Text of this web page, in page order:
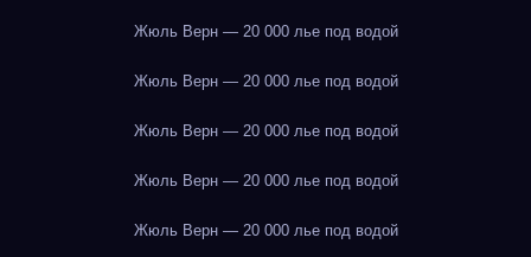
Жюль Верн — 20 000 лье под водой
Жюль Верн — 20 000 лье под водой
Жюль Верн — 20 000 лье под водой
Жюль Верн — 20 000 лье под водой
Жюль Верн — 20 000 лье под водой